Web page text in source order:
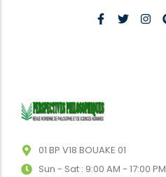
01 BP V18 BOUAKE 01
Sun - Sat : 9:00 AM - 17:00 PM